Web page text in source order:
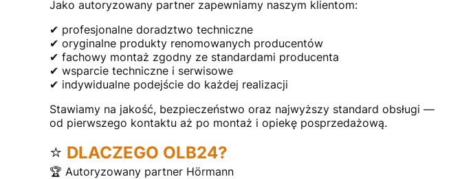
Jako autoryzowany partner zapewniamy naszym klientom:
✔ profesjonalne doradztwo techniczne
✔ oryginalne produkty renomowanych producentów
✔ fachowy montaż zgodny ze standardami producenta
✔ wsparcie techniczne i serwisowe
✔ indywidualne podejście do każdej realizacji
Stawiamy na jakość, bezpieczeństwo oraz najwyższy standard obsługi —
od pierwszego kontaktu aż po montaż i opiekę posprzedażową.
⭐ DLACZEGO OLB24?
🏆 Autoryzowany partner Hörmann